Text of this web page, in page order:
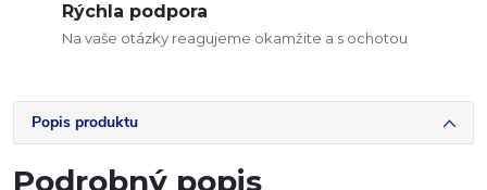
Rýchla podpora
Na vaše otázky reagujeme okamžite a s ochotou
Popis produktu
Podrobný popis